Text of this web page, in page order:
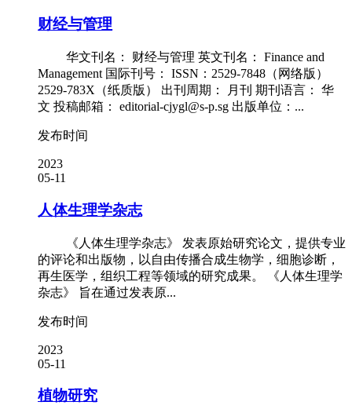
财经与管理
华文刊名： 财经与管理 英文刊名： Finance and
Management 国际刊号： ISSN：2529-7848（网络版）
2529-783X（纸质版） 出刊周期： 月刊 期刊语言： 华
文 投稿邮箱： editorial-cjygl@s-p.sg 出版单位：...
发布时间
2023
05-11
人体生理学杂志
《人体生理学杂志》 发表原始研究论文，提供专业
的评论和出版物，以自由传播合成生物学，细胞诊断，
再生医学，组织工程等领域的研究成果。 《人体生理学
杂志》 旨在通过发表原...
发布时间
2023
05-11
植物研究